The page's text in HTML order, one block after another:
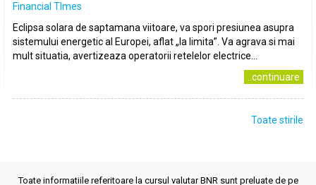
Financial TImes
Eclipsa solara de saptamana viitoare, va spori presiunea asupra
sistemului energetic al Europei, aflat „la limita”. Va agrava si mai
mult situatia, avertizeaza operatorii retelelor electrice...
..continuare
Toate stirile
Toate informatiile referitoare la cursul valutar BNR sunt preluate de pe